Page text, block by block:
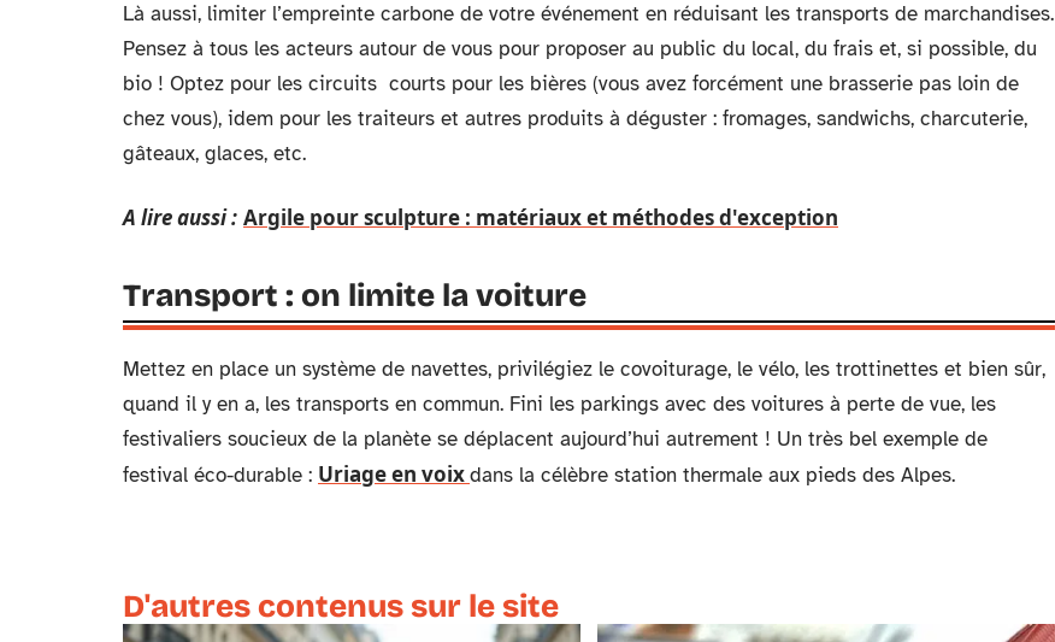
Là aussi, limiter l’empreinte carbone de votre événement en réduisant les transports de marchandises.
Pensez à tous les acteurs autour de vous pour proposer au public du local, du frais et, si possible, du
bio ! Optez pour les circuits courts pour les bières (vous avez forcément une brasserie pas loin de
chez vous), idem pour les traiteurs et autres produits à déguster : fromages, sandwichs, charcuterie,
gâteaux, glaces, etc.
A lire aussi : Argile pour sculpture : matériaux et méthodes d'exception
Transport : on limite la voiture
Mettez en place un système de navettes, privilégiez le covoiturage, le vélo, les trottinettes et bien sûr,
quand il y en a, les transports en commun. Fini les parkings avec des voitures à perte de vue, les
festivaliers soucieux de la planète se déplacent aujourd’hui autrement ! Un très bel exemple de
festival éco-durable : Uriage en voixdans la célèbre station thermale aux pieds des Alpes.
D'autres contenus sur le site